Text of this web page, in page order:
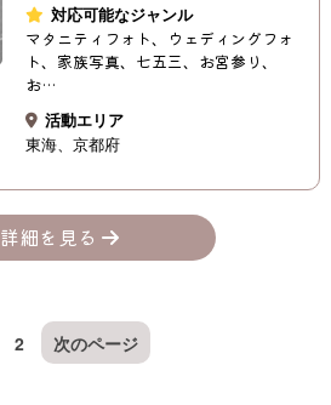
対応可能なジャンル
マタニティフォト、ウェディングフォ
ト、家族写真、七五三、お宮参り、
お…
活動エリア
東海
京都府
詳細を見る
2 次のページ